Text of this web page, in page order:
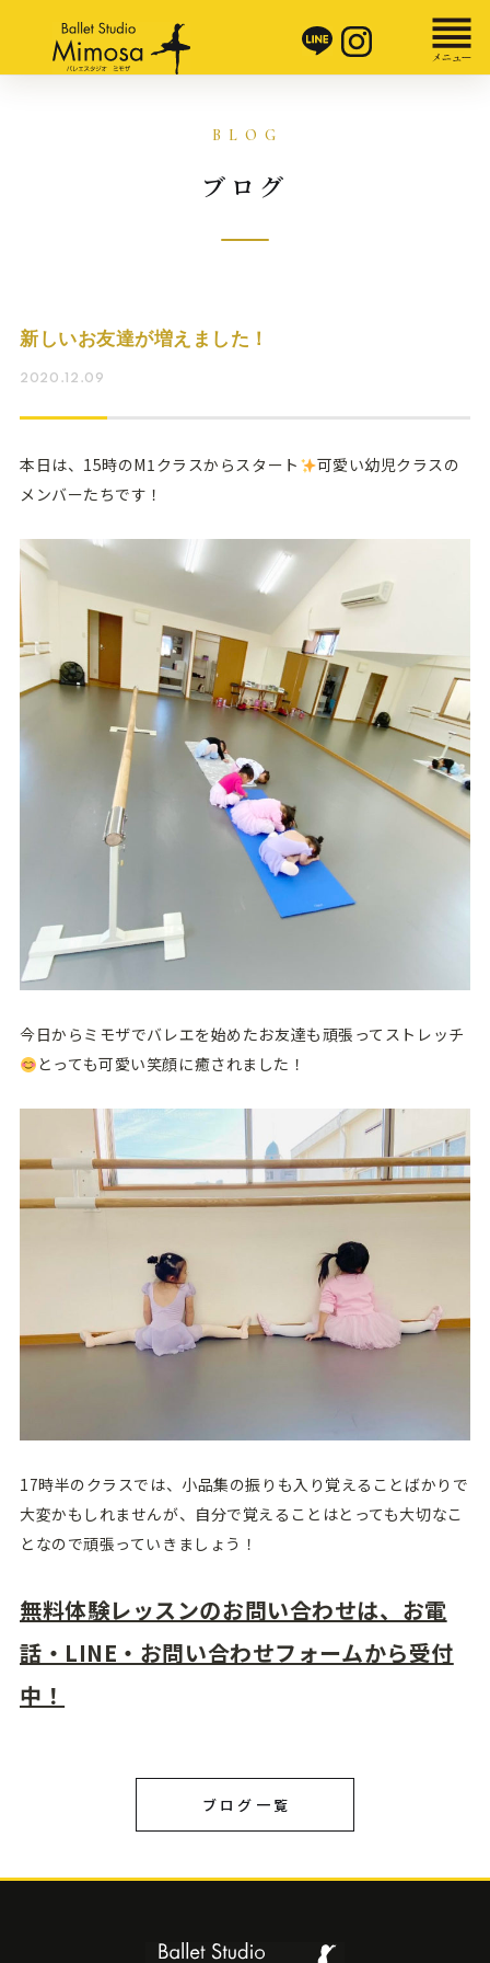
ブログ
新しいお友達が増えました！
2020.12.09
本日は、15時のM1クラスからスタート
可愛い幼児クラスの
メンバーたちです！
今日からミモザでバレエを始めたお友達も頑張ってストレッチ
とっても可愛い笑顔に癒されました！
17時半のクラスでは、小品集の振りも入り覚えることばかりで
大変かもしれませんが、自分で覚えることはとっても大切なこ
となので頑張っていきましょう！
無料体験レッスンのお問い合わせは、お電
話・LINE・お問い合わせフォームから受付
中！
ブログ一覧